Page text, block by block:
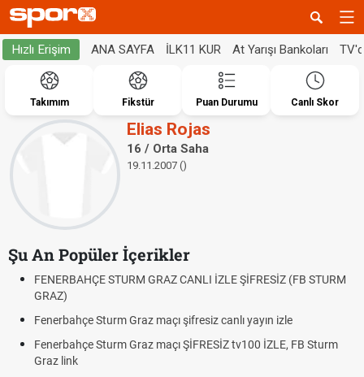
Hızlı Erişim ANA SAYFA İLK11 KUR At Yarışı Bankoları
Takımım Fikstür Puan Durumu Canlı Skor
Elias Rojas
16 / Orta Saha
19.11.2007 ()
Şu An Popüler İçerikler
FENERBAHÇE STURM GRAZ CANLI İZLE ŞİFRESİZ (FB STURM
GRAZ)
Fenerbahçe Sturm Graz maçı şifresiz canlı yayın izle
Fenerbahçe Sturm Graz maçı ŞİFRESİZ tv100 İZLE, FB Sturm
Graz link